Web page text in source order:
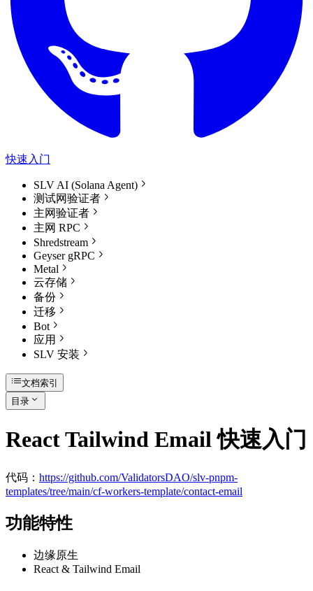
快速入门
SLV AI (Solana Agent)
测试网验证者
主网验证者
主网 RPC
Shredstream
Geyser gRPC
Metal
云存储
备份
迁移
Bot
应用
SLV 安装
文档索引
目录
React Tailwind Email 快速入门
代码： https://github.com/ValidatorsDAO/slv-pnpm-
templates/tree/main/cf-workers-template/contact-email
功能特性
边缘原生
React & Tailwind Email